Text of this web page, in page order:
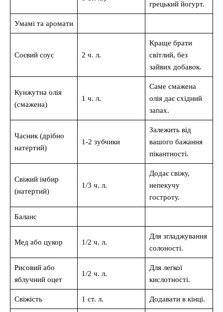
грецький йогурт.
Умамі та аромати
Соєвий соус 2 ч. л.
Краще брати
світлий, без
зайвих добавок.
Кунжутна олія
(смажена)
1 ч. л.
Саме смажена
олія дає східний
запах.
Часник (дрібно
натертий)
1-2 зубчики
Залежить від
вашого бажання
пікантності.
Свіжий імбир
(натертий)
1/3 ч. л.
Додає свіжу,
непекучу
гостроту.
Баланс
Мед або цукор 1/2 ч. л.
Для згладжування
солоності.
Рисовий або
яблучний оцет
1/2 ч. л.
Для легкої
кислотності.
Свіжість 1 ст. л. Додавати в кінці.